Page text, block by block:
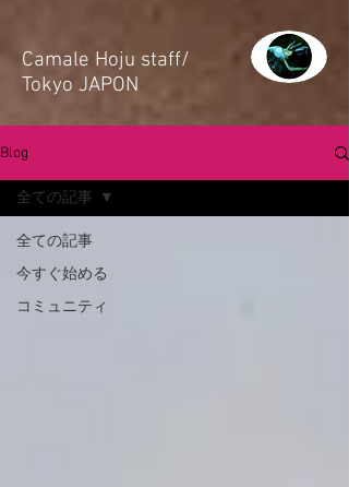
​Camale Hoju staff/
Tokyo JAPON
Blog
全ての記事
今すぐ始める
コミュニティ
全ての記事